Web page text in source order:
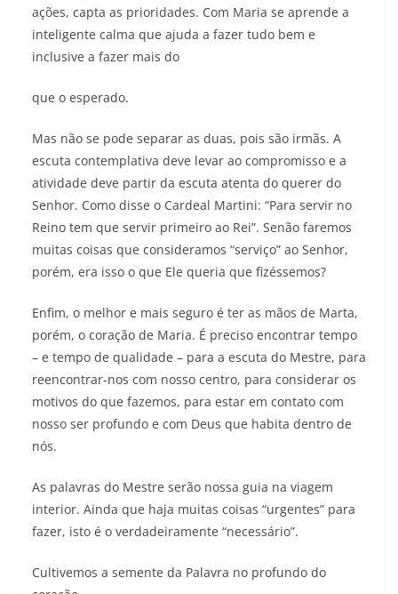
ações, capta as prioridades. Com Maria se aprende a
inteligente calma que ajuda a fazer tudo bem e
inclusive a fazer mais do
que o esperado.
Mas não se pode separar as duas, pois são irmãs. A
escuta contemplativa deve levar ao compromisso e a
atividade deve partir da escuta atenta do querer do
Senhor. Como disse o Cardeal Martini: “Para servir no
Reino tem que servir primeiro ao Rei”. Senão faremos
muitas coisas que consideramos “serviço” ao Senhor,
porém, era isso o que Ele queria que fizéssemos?
Enfim, o melhor e mais seguro é ter as mãos de Marta,
porém, o coração de Maria. É preciso encontrar tempo
– e tempo de qualidade – para a escuta do Mestre, para
reencontrar-nos com nosso centro, para considerar os
motivos do que fazemos, para estar em contato com
nosso ser profundo e com Deus que habita dentro de
nós.
As palavras do Mestre serão nossa guia na viagem
interior. Ainda que haja muitas coisas “urgentes” para
fazer, isto é o verdadeiramente “necessário”.
Cultivemos a semente da Palavra no profundo do